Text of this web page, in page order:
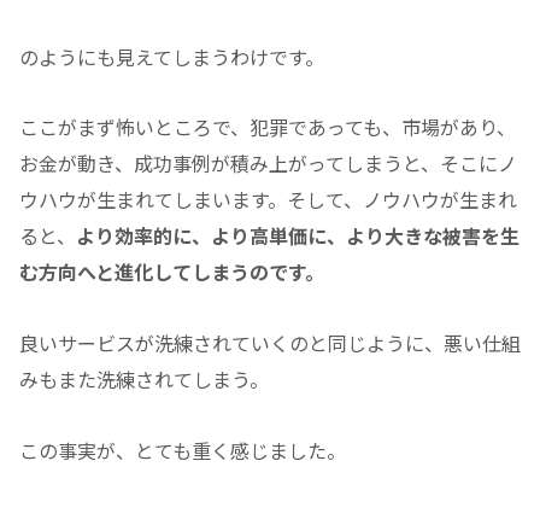
のようにも見えてしまうわけです。
ここがまず怖いところで、犯罪であっても、市場があり、
お金が動き、成功事例が積み上がってしまうと、そこにノ
ウハウが生まれてしまいます。そして、ノウハウが生まれ
ると、 より効率的に、より高単価に、より大きな被害を生
む方向へと進化してしまうのです。
良いサービスが洗練されていくのと同じように、悪い仕組
みもまた洗練されてしまう。
この事実が、とても重く感じました。